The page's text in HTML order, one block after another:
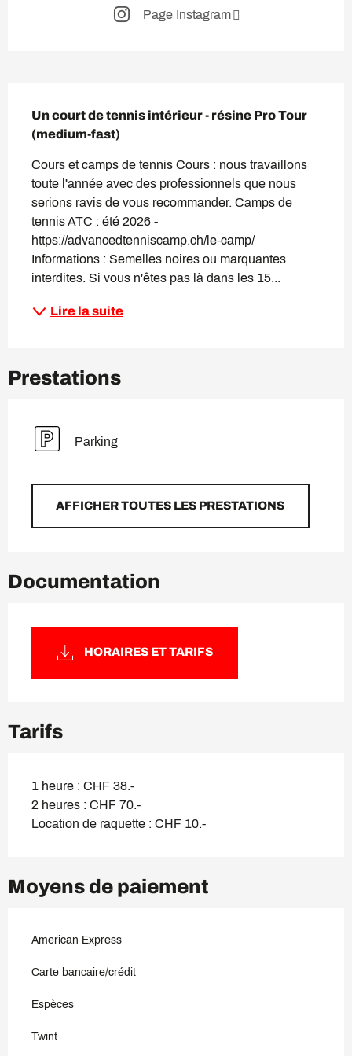
Page Instagram
Un court de tennis intérieur - résine Pro Tour
(medium-fast)
Cours et camps de tennis Cours : nous travaillons
toute l'année avec des professionnels que nous
serions ravis de vous recommander. Camps de
tennis ATC : été 2026 -
https://advancedtenniscamp.ch/le-camp/
Informations : Semelles noires ou marquantes
interdites. Si vous n'êtes pas là dans les 15...
Lire la suite
Prestations
Parking
AFFICHER TOUTES LES PRESTATIONS
Documentation
HORAIRES ET TARIFS
Tarifs
1 heure : CHF 38.-
2 heures : CHF 70.-
Location de raquette : CHF 10.-
Moyens de paiement
American Express
Carte bancaire/crédit
Espèces
Twint